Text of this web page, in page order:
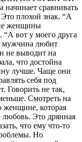
сравнивать
плохой знак. “А
женщины
“А вот у моего друга
мужчина любит
не выводит на
что достойна
лучше. Чаще они
себя под
Говорить не так,
Смотреть на
женщине, которая
любовь. Это дрянная
что ему что-то
Но